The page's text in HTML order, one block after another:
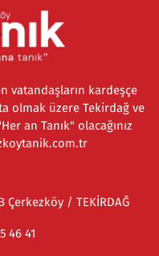
vatandaşların kardeşçe
olmak üzere Tekirdağ ve
an Tanık" olacağınız
Çerkezköy / TEKİRDAĞ
46 41